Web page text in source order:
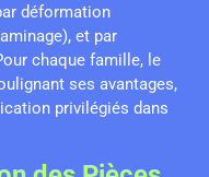
déformation
et par
chaque famille, le
ses avantages,
privilégiés dans